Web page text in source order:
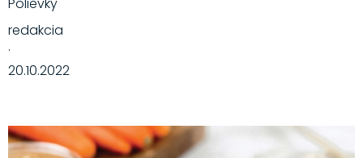
Polievky
redakcia
·
20.10.2022